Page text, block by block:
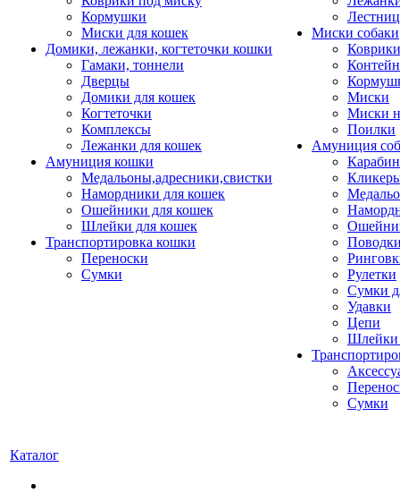
Кормушки
Миски для кошек
Домики, лежанки, когтеточки кошки
Гамаки, тоннели
Дверцы
Домики для кошек
Когтеточки
Комплексы
Лежанки для кошек
Амуниция кошки
Медальоны,адресники,свистки
Намордники для кошек
Ошейники для кошек
Шлейки для кошек
Транспортировка кошки
Переноски
Сумки
Миски собаки
Миски
Миски
Поилки
Амуниция
Рулетки
Сумки
Удавки
Цепи
Шлейки
Сумки
Каталог